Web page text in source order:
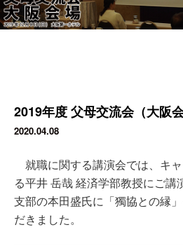
2019年度 父母交流会（大阪
2020.04.08
就職に関する講演会では、キ
る平井 岳哉 経済学部教授にご
支部の本田盛氏に「獨協との縁
だきました。